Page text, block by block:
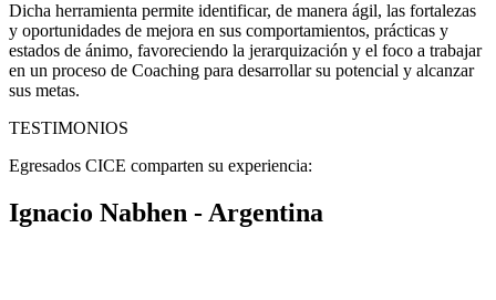
Dicha herramienta permite identificar, de manera ágil, las fortalezas
y oportunidades de mejora en sus comportamientos, prácticas y
estados de ánimo, favoreciendo la jerarquización y el foco a trabajar
en un proceso de Coaching para desarrollar su potencial y alcanzar
sus metas.
TESTIMONIOS
Egresados CICE comparten su experiencia:
Ignacio Nabhen - Argentina